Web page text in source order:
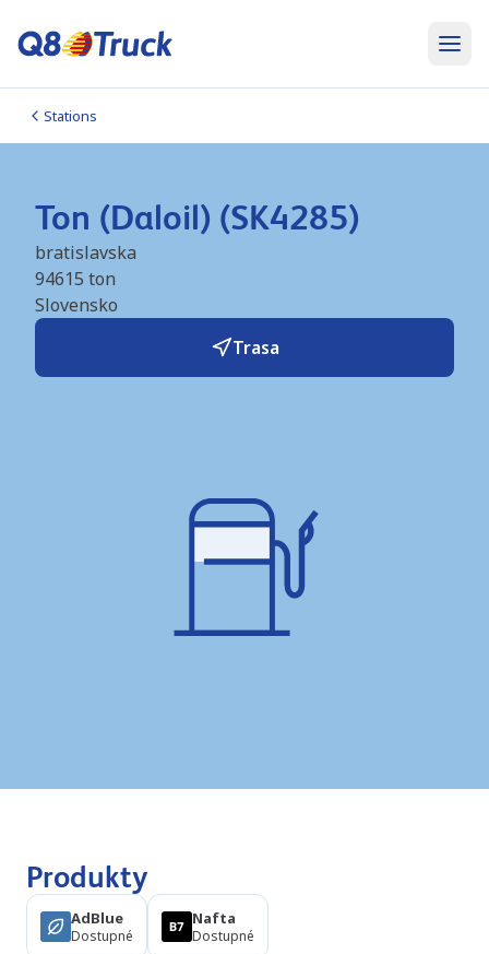
Stations
Ton (Daloil) (SK4285)
bratislavska
94615 ton
Slovensko
Trasa
Produkty
AdBlue
Dostupné
Nafta
Dostupné